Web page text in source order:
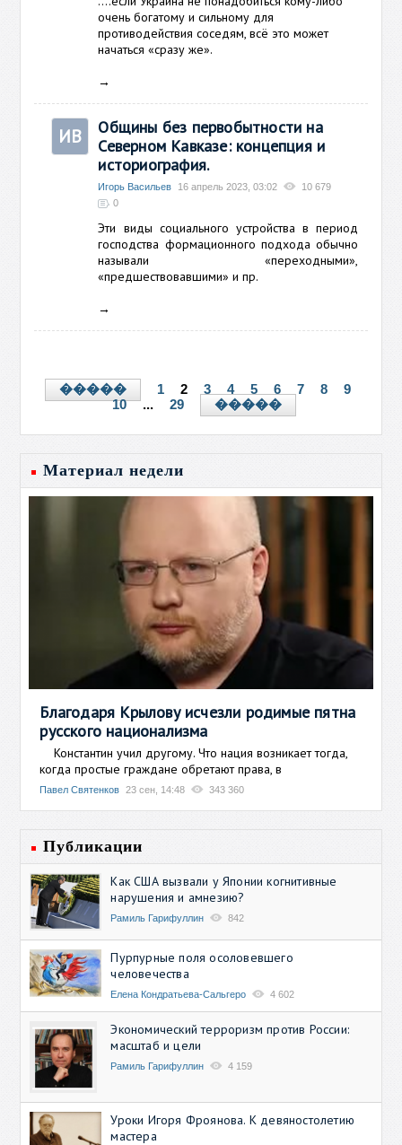
очень богатому и сильному для
противодействия соседям, всё это может
начаться «сразу же».
→
ИВ
Общины без первобытности на
Северном Кавказе: концепция и
историография.
Игорь Васильев 16 апрель 2023, 03:02
10 679
0
Эти виды социального устройства в период
господства формационного подхода обычно
называли «переходными»,
«предшествовавшими» и пр.
→
����� 1 2 3 4 5 6 7 8
9
10
... 29 �����
Материал недели
Благодаря Крылову исчезли родимые пятна
русского национализма
Константин учил другому. Что нация возникает тогда,
когда простые граждане обретают права, в
Павел Святенков 23 сен, 14:48 343 360
Публикации
Как США вызвали у Японии когнитивные
нарушения и амнезию?
Рамиль Гарифуллин 842
Пурпурные поля осоловевшего
человечества
Елена Кондратьева-Сальгеро 4 602
Экономический терроризм против России:
масштаб и цели
Рамиль Гарифуллин 4 159
Уроки Игоря Фроянова. К девяностолетию
мастера